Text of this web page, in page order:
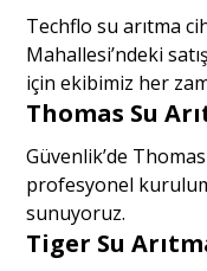
Techflo su arıtma
Mahallesi’ndeki
için ekibimiz her
Thomas Su
Güvenlik’de
profesyonel
sunuyoruz.
Tiger Su